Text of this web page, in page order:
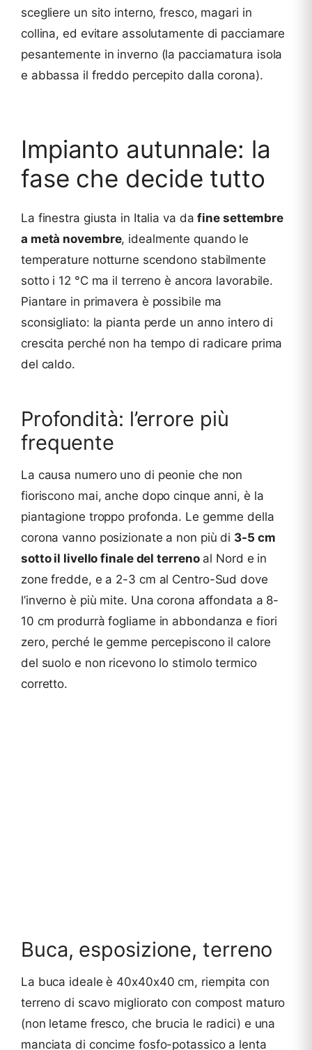
scegliere un sito interno, fresco, magari in
collina, ed evitare assolutamente di pacciamare
pesantemente in inverno (la pacciamatura isola
e abbassa il freddo percepito dalla corona).
Impianto autunnale: la
fase che decide tutto
La finestra giusta in Italia va dafine settembre
a metà novembre, idealmente quando le
temperature notturne scendono stabilmente
sotto i 12 °C ma il terreno è ancora lavorabile.
Piantare in primavera è possibile ma
sconsigliato: la pianta perde un anno intero di
crescita perché non ha tempo di radicare prima
del caldo.
Profondità: l’errore più
frequente
La causa numero uno di peonie che non
fioriscono mai, anche dopo cinque anni, è la
piantagione troppo profonda. Le gemme della
corona vanno posizionate a non più di 3-5 cm
sotto il livello finale del terrenoal Nord e in
zone fredde, e a 2-3 cm al Centro-Sud dove
l’inverno è più mite. Una corona affondata a 8-
10 cm produrrà fogliame in abbondanza e fiori
zero, perché le gemme percepiscono il calore
del suolo e non ricevono lo stimolo termico
corretto.
Buca, esposizione, terreno
La buca ideale è 40x40x40 cm, riempita con
terreno di scavo migliorato con compost maturo
(non letame fresco, che brucia le radici) e una
manciata di concime fosfo-potassico a lenta